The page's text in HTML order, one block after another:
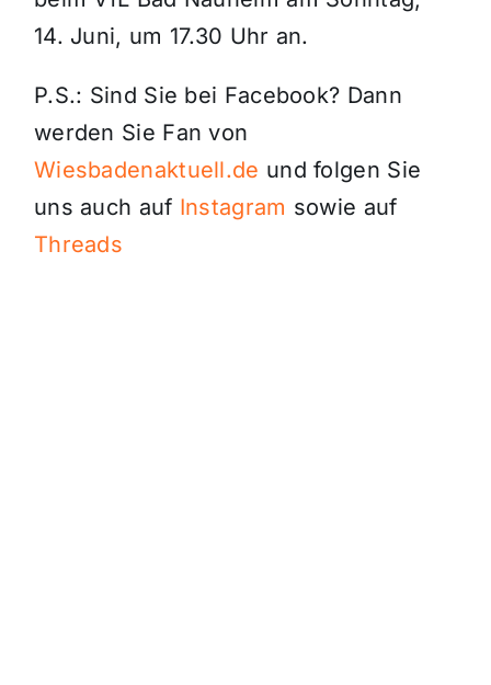
14. Juni, um 17.30 Uhr an.
P.S.: Sind Sie bei Facebook? Dann
werden Sie Fan von
Wiesbadenaktuell.de und folgen Sie
uns auch auf Instagram sowie auf
Threads